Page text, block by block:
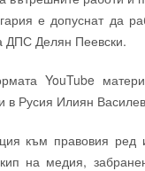
е допуснат да
ДПС Делян Пеевски.
YouTube
в Русия Илиян
към правовия ред
на медия,